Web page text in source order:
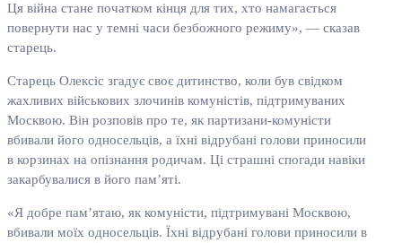
Ця війна стане початком кінця для тих, хто намагається
повернути нас у темні часи безбожного режиму», — сказав
старець.
Старець Олексіс згадує своє дитинство, коли був свідком
жахливих військових злочинів комуністів, підтримуваних
Москвою. Він розповів про те, як партизани-комуністи
вбивали його односельців, а їхні відрубані голови приносили
в корзинах на опізнання родичам. Ці страшні спогади навіки
закарбувалися в його пам’яті.
«Я добре пам’ятаю, як комуністи, підтримувані Москвою,
вбивали моїх односельців. Їхні відрубані голови приносили в